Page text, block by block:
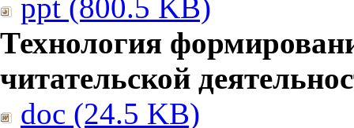
ppt (800.5 KB)
Технология
читательской
doc (24.5 KB)